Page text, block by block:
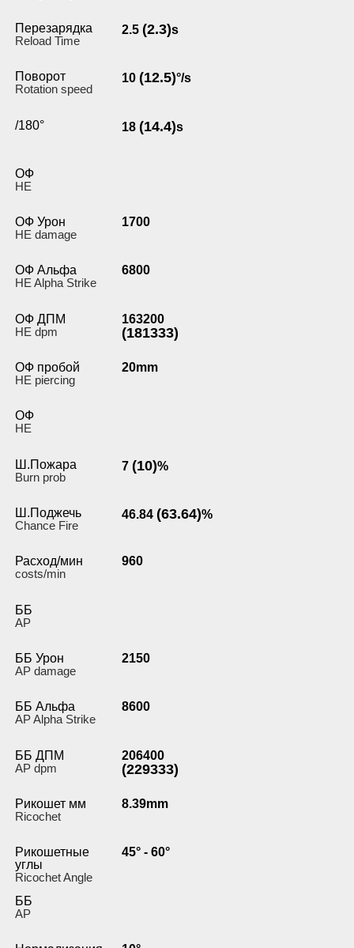
Перезарядка
Reload Time
2.5 (2.3)s
Поворот
Rotation speed
10 (12.5)°/s
/180° 18 (14.4)s
ОФ
HE
ОФ Урон
HE damage
1700
ОФ Альфа
HE Alpha Strike
6800
ОФ ДПМ
HE dpm
163200
(181333)
ОФ пробой
HE piercing
20mm
ОФ
HE
Ш.Пожара
Burn prob
7 (10)%
Ш.Поджечь
Chance Fire
46.84 (63.64)%
Расход/мин
costs/min
960
ББ
AP
ББ Урон
AP damage
2150
ББ Альфа
AP Alpha Strike
8600
ББ ДПМ
AP dpm
206400
(229333)
Рикошет мм
Ricochet
8.39mm
Рикошетные
углы
Ricochet Angle
45° - 60°
ББ
AP